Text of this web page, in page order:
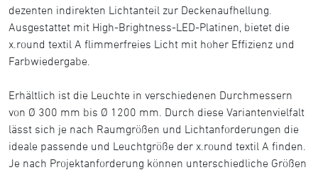
dezenten indirekten Lichtanteil zur Deckenaufhellung.
Ausgestattet mit High-Brightness-LED-Platinen, bietet die
x.round textil A flimmerfreies Licht mit hoher Effizienz und
Farbwiedergabe.
Erhältlich ist die Leuchte in verschiedenen Durchmessern
von Ø 300 mm bis Ø 1200 mm. Durch diese Variantenvielfalt
lässt sich je nach Raumgrößen und Lichtanforderungen die
ideale passende und Leuchtgröße der x.round textil A finden.
Je nach Projektanforderung können unterschiedliche Größen